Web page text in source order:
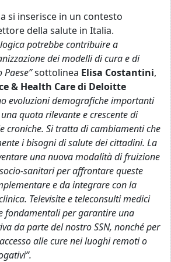
si inserisce in un contesto
della salute in Italia.
potrebbe contribuire a
dei modelli di cura e di
sottolinea Elisa Costantini,
& Health Care di Deloitte
evoluzioni demografiche importanti
quota rilevante e crescente di
croniche. Si tratta di cambiamenti che
i bisogni di salute dei cittadini. La
una nuova modalità di fruizione
sanitari per affrontare queste
e da integrare con la
Televisite e teleconsulti medici
fondamentali per garantire una
da parte del nostro SSN, nonché per
alle cure nei luoghi remoti o